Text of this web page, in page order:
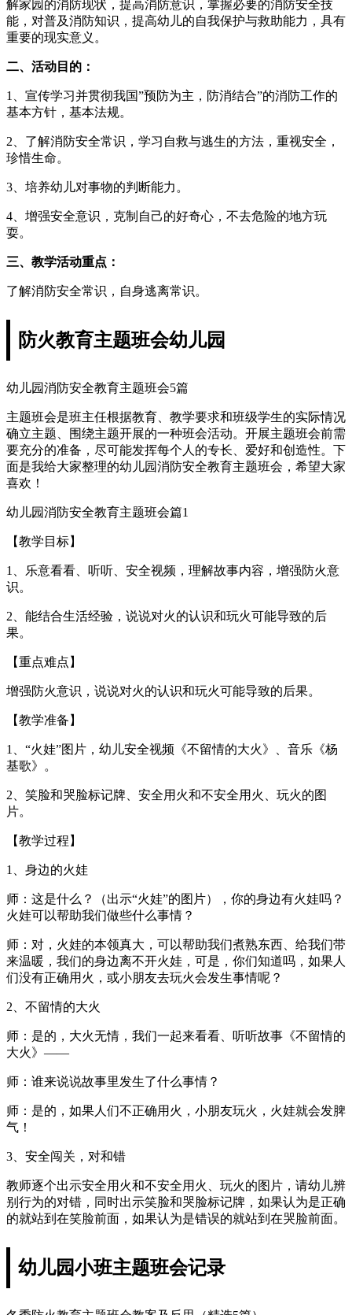
解家园的消防现状，提高消防意识，掌握必要的消防安全技
能，对普及消防知识，提高幼儿的自我保护与救助能力，具有
重要的现实意义。
二、活动目的：
1、宣传学习并贯彻我国”预防为主，防消结合”的消防工作的
基本方针，基本法规。
2、了解消防安全常识，学习自救与逃生的方法，重视安全，
珍惜生命。
3、培养幼儿对事物的判断能力。
4、增强安全意识，克制自己的好奇心，不去危险的地方玩
耍。
三、教学活动重点：
了解消防安全常识，自身逃离常识。
防火教育主题班会幼儿园
幼儿园消防安全教育主题班会5篇
主题班会是班主任根据教育、教学要求和班级学生的实际情况
确立主题、围绕主题开展的一种班会活动。开展主题班会前需
要充分的准备，尽可能发挥每个人的专长、爱好和创造性。下
面是我给大家整理的幼儿园消防安全教育主题班会，希望大家
喜欢！
幼儿园消防安全教育主题班会篇1
【教学目标】
1、乐意看看、听听、安全视频，理解故事内容，增强防火意
识。
2、能结合生活经验，说说对火的认识和玩火可能导致的后
果。
【重点难点】
增强防火意识，说说对火的认识和玩火可能导致的后果。
【教学准备】
1、“火娃”图片，幼儿安全视频《不留情的大火》、音乐《杨
基歌》。
2、笑脸和哭脸标记牌、安全用火和不安全用火、玩火的图
片。
【教学过程】
1、身边的火娃
师：这是什么？（出示“火娃”的图片），你的身边有火娃吗？
火娃可以帮助我们做些什么事情？
师：对，火娃的本领真大，可以帮助我们煮熟东西、给我们带
来温暖，我们的身边离不开火娃，可是，你们知道吗，如果人
们没有正确用火，或小朋友去玩火会发生事情呢？
2、不留情的大火
师：是的，大火无情，我们一起来看看、听听故事《不留情的
大火》——
师：谁来说说故事里发生了什么事情？
师：是的，如果人们不正确用火，小朋友玩火，火娃就会发脾
气！
3、安全闯关，对和错
教师逐个出示安全用火和不安全用火、玩火的图片，请幼儿辨
别行为的对错，同时出示笑脸和哭脸标记牌，如果认为是正确
的就站到在笑脸前面，如果认为是错误的就站到在哭脸前面。
幼儿园小班主题班会记录